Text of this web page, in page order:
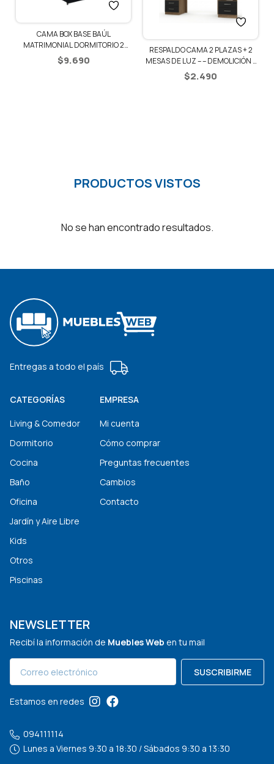
CAMA BOX BASE BAÚL
MATRIMONIAL DORMITORIO 2
PLAZAS
$9.690
RESPALDO CAMA 2 PLAZAS + 2
MESAS DE LUZ – – DEMOLICIÓN /
NEGRO
$2.490
PRODUCTOS VISTOS
No se han encontrado resultados.
Entregas a todo el país
CATEGORÍAS
Living & Comedor
Dormitorio
Cocina
Baño
Oficina
Jardín y Aire Libre
Kids
Otros
Piscinas
EMPRESA
Mi cuenta
Cómo comprar
Preguntas frecuentes
Cambios
Contacto
NEWSLETTER
Recibí la información de Muebles Web en tu mail
SUSCRIBIRME
Estamos en redes
094111114
Lunes a Viernes 9:30 a 18:30 / Sábados 9:30 a 13:30